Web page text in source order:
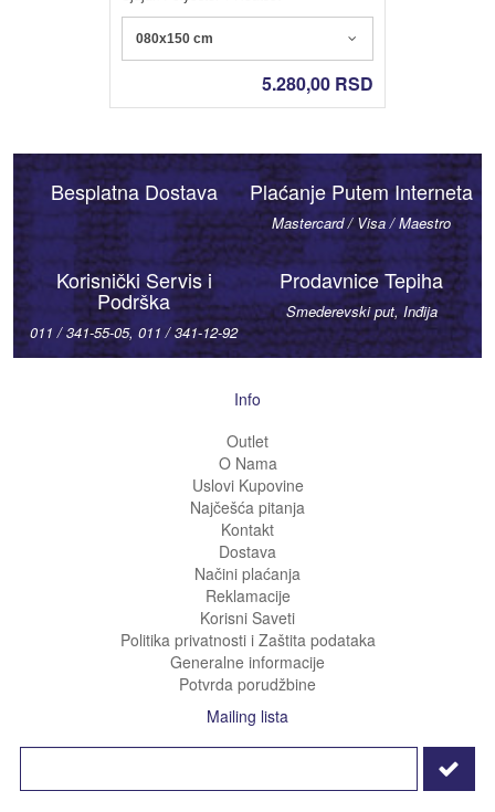
080x150 cm
5.280,00 RSD
Besplatna Dostava Plaćanje Putem Interneta
Mastercard / Visa / Maestro
Korisnički Servis i
Podrška
011 / 341-55-05, 011 / 341-12-92
Prodavnice Tepiha
Smederevski put, Inđija
Info
Outlet
O Nama
Uslovi Kupovine
Najčešća pitanja
Kontakt
Dostava
Načini plaćanja
Reklamacije
Korisni Saveti
Politika privatnosti i Zaštita podataka
Generalne informacije
Potvrda porudžbine
Mailing lista